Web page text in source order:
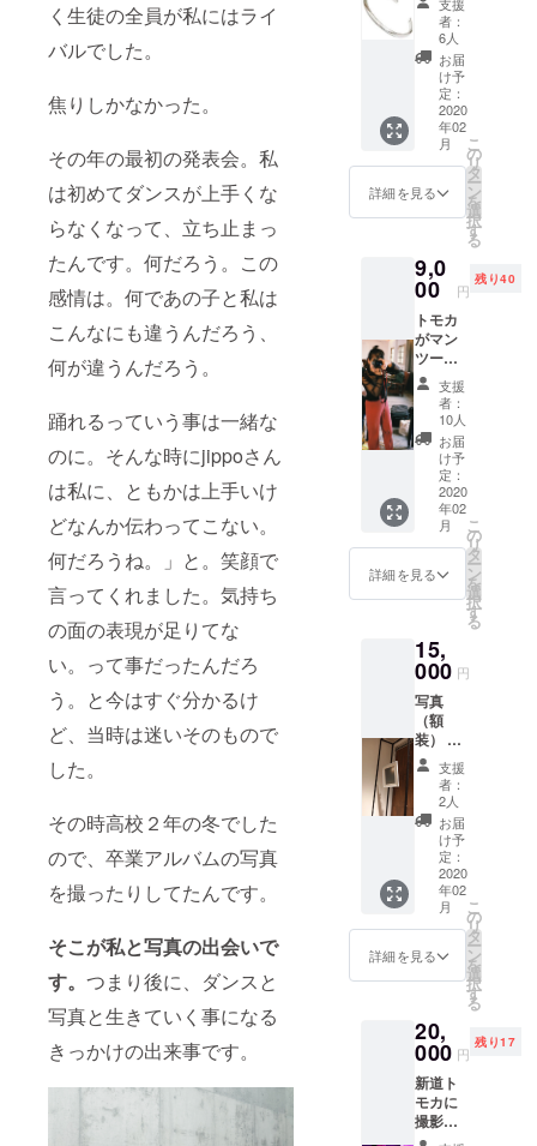
く生徒の全員が私にはライ
バルでした。
焦りしかなかった。
その年の最初の発表会。私
は初めてダンスが上手くな
らなくなって、立ち止まっ
たんです。何だろう。この
感情は。何であの子と私は
こんなにも違うんだろう、
何が違うんだろう。
踊れるっていう事は一緒な
のに。そんな時にjippoさん
は私に、ともかは上手いけ
どなんか伝わってこない。
何だろうね。」と。笑顔で
言ってくれました。気持ち
の面の表現が足りてな
い。って事だったんだろ
う。と今はすぐ分かるけ
ど、当時は迷いそのもので
した。
その時高校２年の冬でした
ので、卒業アルバムの写真
を撮ったりしてたんです。
そこが私と写真の出会いで
す。 つまり後に、ダンスと
写真と生きていく事になる
きっかけの出来事です。
確実に進化
をしてい
る。今この1
秒、いやこ
の瞬間に
ることを知
-新道トモカ
の革命-
私が彼女の
写真作品を
見て1番に感
じた事、そ
れは「躍動
感」だ。幼
少時代から
ダンスと共
に育った彼
女だからこ
のである。
ダンスはナ
マモノであ
り、一瞬の
息づかい、
体のライ
ン、全てが
アートにな
サーの彼女
だからこそ
分かるその
の作品には
よく現れて
おり、熱い
熱量が伝
わってき
間：2
月〜5月
ランチ
代込み
（都内
の公共
の場所
で面会/
交通費
自己負
のオリ
ジナル
で限
定！！
星を
テーマ
に新道
トモカ
デザイ
ンのバ
ングル
になり
サイ
ズ：フ
リー 初
の試
み、、
、、 写
真はま
だイ
メージ
です！
支援
者：
6人
お届
け予
定：
2020
年02
月
詳細を見る
こ
の
リ
タ
ー
ン
を
選
択
す
る
9,0
00 円
残り40
トモカ
がマン
ツーマ
ンで教
える写
真塾！
撮り
方、ロ
ケでの
光など
なんで
も！！
！ 時
間：１
時間 場
所：都
費自己
負担
支援
者：
10人
お届
け予
定：
2020
年02
月
詳細を見る
こ
の
リ
タ
ー
ン
を
選
択
す
る
15,
000 円
写真
（額
装） 今
回の
テーマ
の自己
愛と
テーマ
曲の流
れ星の
正体の
二つに
ちなん
で、星
の写真
をお届
うと思
いま
す。 種
類は選
べるよ
うにい
支援
者：
2人
お届
け予
定：
2020
年02
月
詳細を見る
こ
の
リ
タ
ー
ン
を
選
択
す
る
20,
000 円
残り17
新道ト
モカに
撮影撮
影され